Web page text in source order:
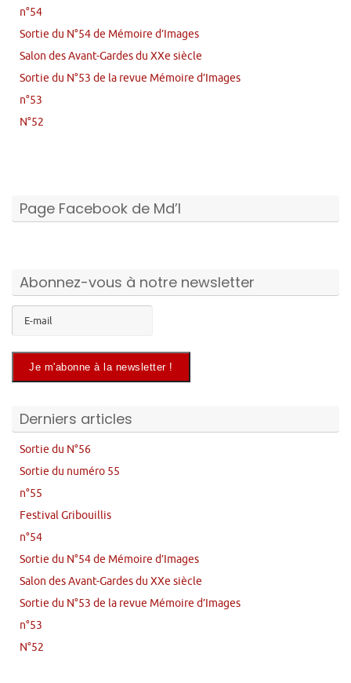
n°54
Sortie du N°54 de Mémoire d’Images
Salon des Avant-Gardes du XXe siècle
Sortie du N°53 de la revue Mémoire d’Images
n°53
N°52
Page Facebook de Md’I
Abonnez-vous à notre newsletter
Derniers articles
Sortie du N°56
Sortie du numéro 55
n°55
Festival Gribouillis
n°54
Sortie du N°54 de Mémoire d’Images
Salon des Avant-Gardes du XXe siècle
Sortie du N°53 de la revue Mémoire d’Images
n°53
N°52